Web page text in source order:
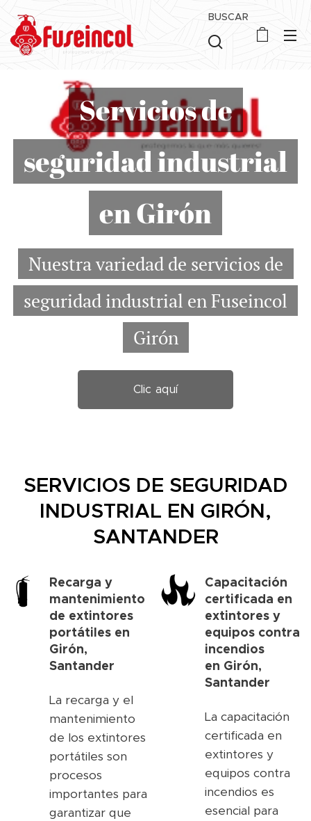
BUSCAR
Servicios de
seguridad industrial
en Girón
Nuestra variedad de servicios de
seguridad industrial en Fuseincol
Girón
Clic aquí
SERVICIOS DE SEGURIDAD
INDUSTRIAL EN GIRÓN,
SANTANDER
Recarga y
mantenimiento
de extintores
portátiles en
Girón,
Santander
La recarga y el
mantenimiento
de los extintores
portátiles son
procesos
importantes para
garantizar que
Capacitación
certificada en
extintores y
equipos contra
incendios
en Girón,
Santander
La capacitación
certificada en
extintores y
equipos contra
incendios es
esencial para